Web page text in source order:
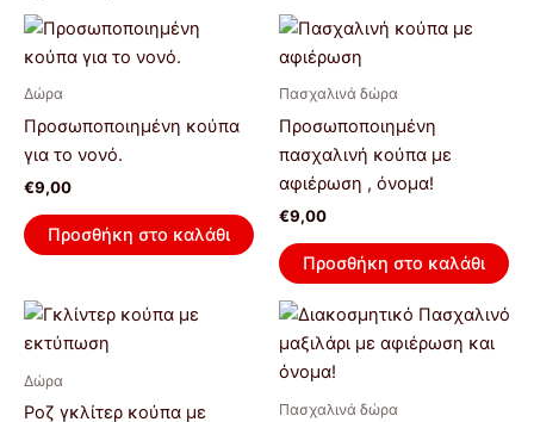
Δώρα
Προσωποποιημένη κούπα
για το νονό.
€9,00
Προσθήκη στο καλάθι
Πασχαλινά δώρα
Προσωποποιημένη
πασχαλινή κούπα με
αφιέρωση , όνομα!
€9,00
Προσθήκη στο καλάθι
Δώρα
Ροζ γκλίτερ κούπα με
Πασχαλινά δώρα
Price
€12,00
Αυτό
το